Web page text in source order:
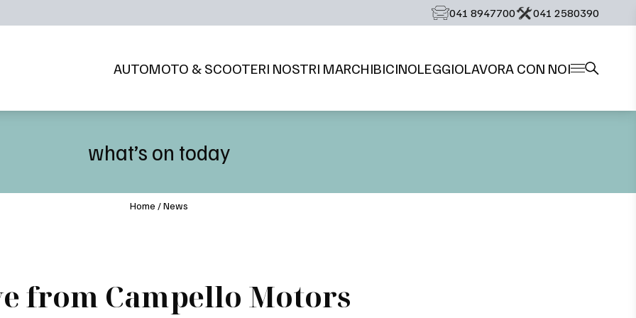
‭041 8947700‬ ‭041 2580390‬
AUTOMOTO & SCOOTERI NOSTRI MARCHIBICINOLEGGIOLAVORA CON NOI
what’s on today
Home /News
from Campello Motors